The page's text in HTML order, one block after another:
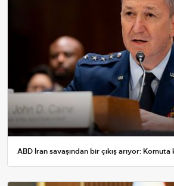
ABD İran savaşından bir çıkış arıyor: